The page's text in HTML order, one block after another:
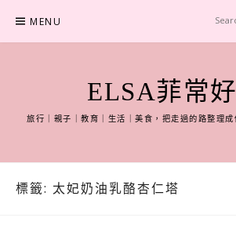
content
MENU
ELSA菲常
旅行｜親子｜教育｜生活｜美食，把走過的路整理成
標籤: 太妃奶油乳酪杏仁塔